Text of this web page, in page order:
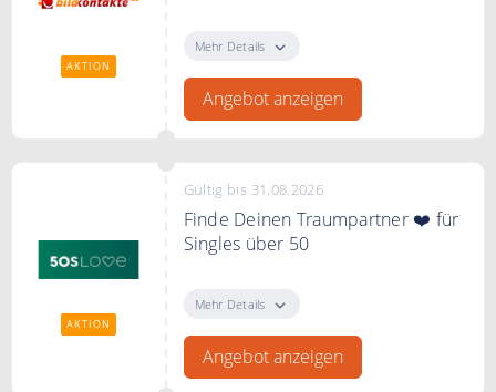
AKTION
herunterladen
Mehr Details
Angebot anzeigen
AKTION
Gültig bis 31.08.2026
Finde Deinen Traumpartner ❤️ für
Singles über 50
Singles über 50 bei 50s LOVE
Mehr Details
Angebot anzeigen